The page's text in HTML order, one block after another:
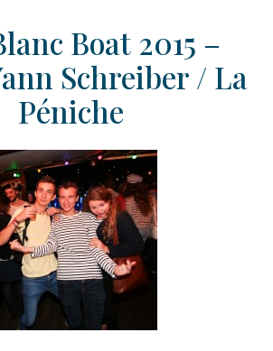
Boat 2015 –
Schreiber / La
Péniche